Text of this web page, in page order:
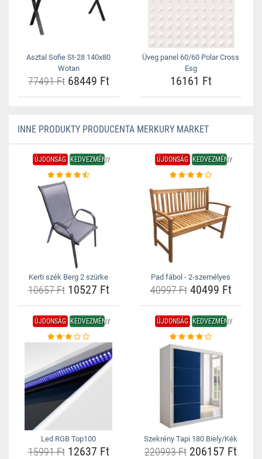
Asztal Sofie St-28 140x80
Wotan
77491 Ft68449 Ft
Üveg panel 60/60 Polar Cross
Esg
16161 Ft
INNE PRODUKTY PRODUCENTA MERKURY MARKET
ÚJDONSÁG KEDVEZMÉNY
Kerti szék Berg 2 szürke
10657 Ft10527 Ft
ÚJDONSÁG KEDVEZMÉNY
Pad fábol - 2-személyes
40997 Ft40499 Ft
ÚJDONSÁG KEDVEZMÉNY
Led RGB Top100
15991 Ft12637 Ft
ÚJDONSÁG KEDVEZMÉNY
Szekrény Tapi 180 Biely/Kék
220993 Ft 206157 Ft